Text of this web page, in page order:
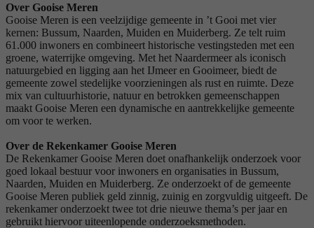
Over Gooise Meren
Gooise Meren is een veelzijdige gemeente in ’t Gooi met vier
kernen: Bussum, Naarden, Muiden en Muiderberg. Ze telt ruim
61.000 inwoners en combineert historische vestingsteden met een
groene, waterrijke omgeving. Met het Naardermeer als iconisch
natuurgebied en ligging aan het IJmeer en Gooimeer, biedt de
gemeente zowel stedelijke voorzieningen als rust en ruimte. Deze
mix van cultuurhistorie, natuur en betrokken gemeenschappen
maakt Gooise Meren een dynamische en aantrekkelijke gemeente
om voor te werken.
Over de Rekenkamer Gooise Meren
De Rekenkamer Gooise Meren doet onafhankelijk onderzoek voor
goed lokaal bestuur voor inwoners en organisaties in Bussum,
Naarden, Muiden en Muiderberg. Ze onderzoekt of de gemeente
Gooise Meren publiek geld zinnig, zuinig en zorgvuldig uitgeeft. De
rekenkamer onderzoekt twee tot drie nieuwe thema’s per jaar en
gebruikt hiervoor uiteenlopende onderzoeksmethoden.